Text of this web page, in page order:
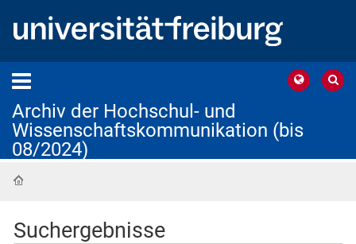
Archiv der Hochschul- und
Wissenschaftskommunikation (bis
08/2024)
Suchergebnisse